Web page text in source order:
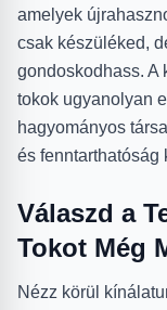
amelyek
csak készüléked,
gondoskodhass. A
tokok ugyanolyan
hagyományos
és fenntarthatóság
Válaszd a
Tokot Még
Nézz körül